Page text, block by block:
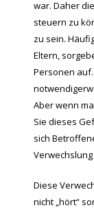
war. Daher
steuern zu
zu sein.
Eltern,
Personen
Aber wenn
Sie dieses
sich
Diese
nicht „hört“